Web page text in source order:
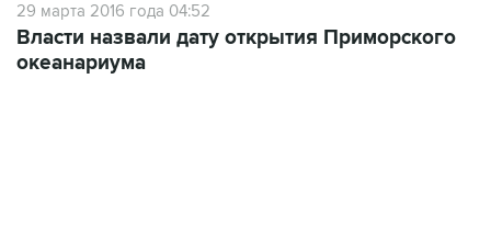
29 марта 2016 года 04:52
Власти назвали дату открытия Приморского
океанариума